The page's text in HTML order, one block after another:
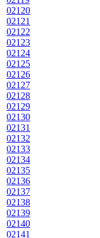
02120
02121
02122
02123
02124
02125
02126
02127
02128
02129
02130
02131
02132
02133
02134
02135
02136
02137
02138
02139
02140
02141